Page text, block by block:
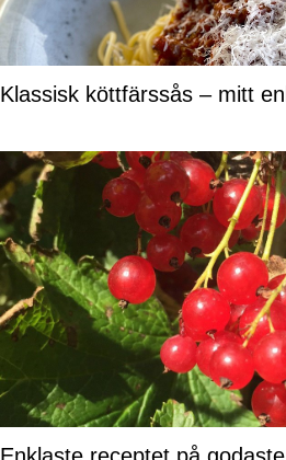
Klassisk köttfärssås – mitt